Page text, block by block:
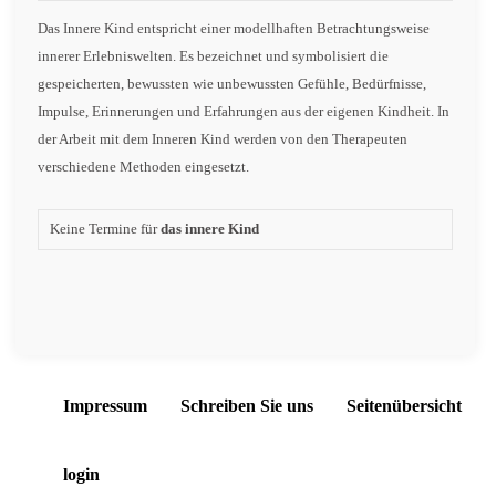
Das Innere Kind entspricht einer modellhaften Betrachtungsweise
innerer Erlebniswelten. Es bezeichnet und symbolisiert die
gespeicherten, bewussten wie unbewussten Gefühle, Bedürfnisse,
Impulse, Erinnerungen und Erfahrungen aus der eigenen Kindheit. In
der Arbeit mit dem Inneren Kind werden von den Therapeuten
verschiedene Methoden eingesetzt.
Keine Termine fürdas innere Kind
Impressum Schreiben Sie uns Seitenübersicht
login